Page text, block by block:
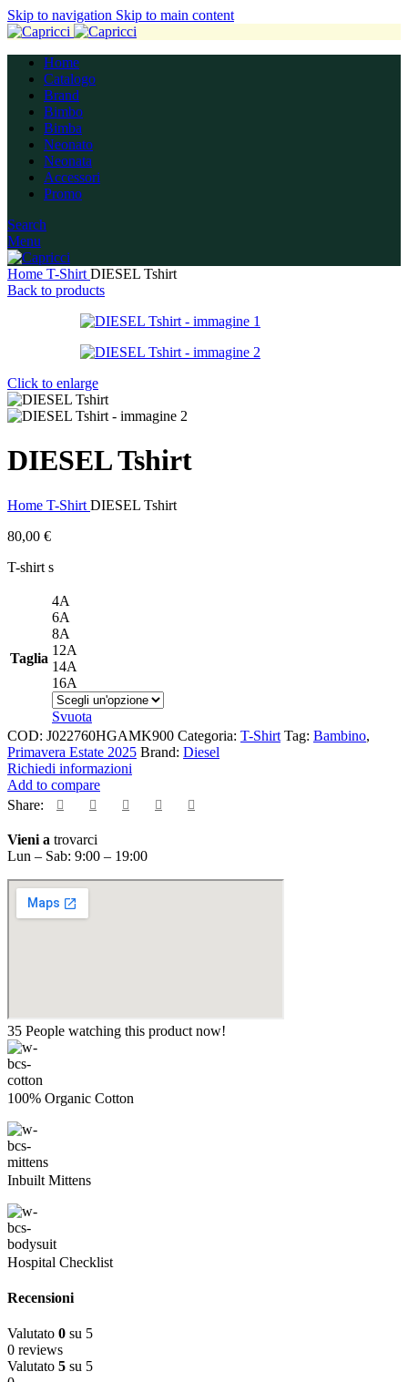
Skip to navigation Skip to main content
Home
Catalogo
Brand
Bimbo
Bimba
Neonato
Neonata
Accessori
Promo
Search
Menu
Home T-Shirt DIESEL Tshirt
Back to products
Click to enlarge
DIESEL Tshirt
Home T-Shirt DIESEL Tshirt
80,00 €
T-shirt s
Taglia
4A
6A
8A
12A
14A
16A
Svuota
COD: J022760HGAMK900 Categoria: T-Shirt Tag: Bambino,
Primavera Estate 2025 Brand: Diesel
Richiedi informazioni
Add to compare
Share:
Vieni a trovarci
Lun – Sab: 9:00 – 19:00
35 People watching this product now!
100% Organic Cotton
Inbuilt Mittens
Hospital Checklist
Recensioni
Valutato 0 su 5
0 reviews
Valutato 5 su 5